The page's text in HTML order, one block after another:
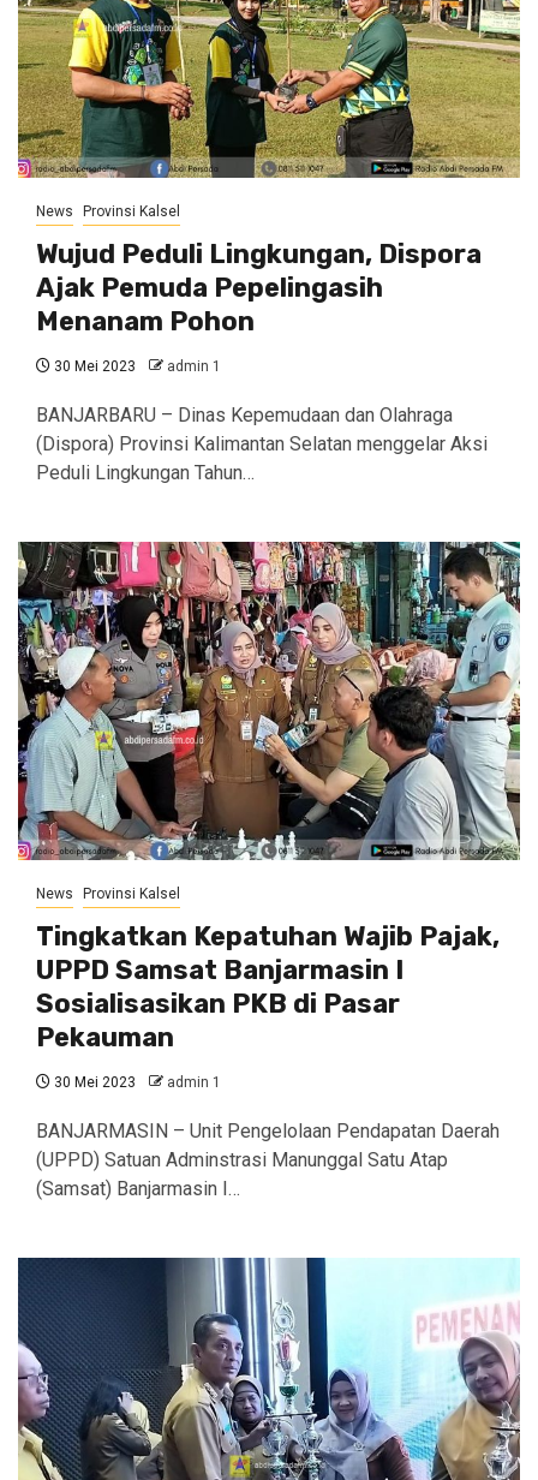
News Provinsi Kalsel
Wujud Peduli Lingkungan, Dispora
Ajak Pemuda Pepelingasih
Menanam Pohon
30 Mei 2023 admin 1
BANJARBARU – Dinas Kepemudaan dan Olahraga
(Dispora) Provinsi Kalimantan Selatan menggelar Aksi
Peduli Lingkungan Tahun…
News Provinsi Kalsel
Tingkatkan Kepatuhan Wajib Pajak,
UPPD Samsat Banjarmasin I
Sosialisasikan PKB di Pasar
Pekauman
30 Mei 2023 admin 1
BANJARMASIN – Unit Pengelolaan Pendapatan Daerah
(UPPD) Satuan Adminstrasi Manunggal Satu Atap
(Samsat) Banjarmasin I…